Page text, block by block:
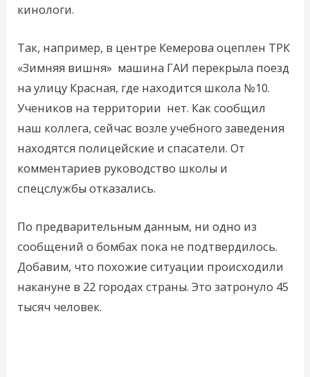
кинологи.
Так, например, в центре Кемерова оцеплен ТРК
«Зимняя вишня» машина ГАИ перекрыла поезд
на улицу Красная, где находится школа №10.
Учеников на территории нет. Как сообщил
наш коллега, сейчас возле учебного заведения
находятся полицейские и спасатели. От
комментариев руководство школы и
спецслужбы отказались.
По предварительным данным, ни одно из
сообщений о бомбах пока не подтвердилось.
Добавим, что похожие ситуации происходили
накануне в 22 городах страны. Это затронуло 45
тысяч человек.